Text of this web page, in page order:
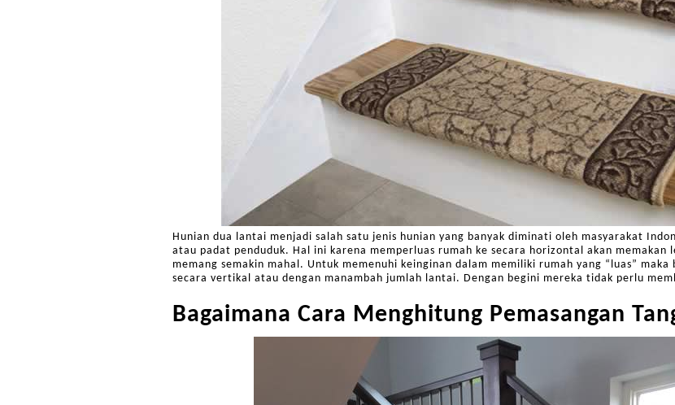
Hunian dua lantai menjadi salah satu jenis hunian yang banyak diminati oleh masyarakat
atau padat penduduk. Hal ini karena memperluas rumah ke secara horizontal akan memakan
memang semakin mahal. Untuk memenuhi keinginan dalam memiliki rumah yang “luas”
secara vertikal atau dengan manambah jumlah lantai. Dengan begini mereka tidak perlu
Bagaimana Cara Menghitung Pemasangan